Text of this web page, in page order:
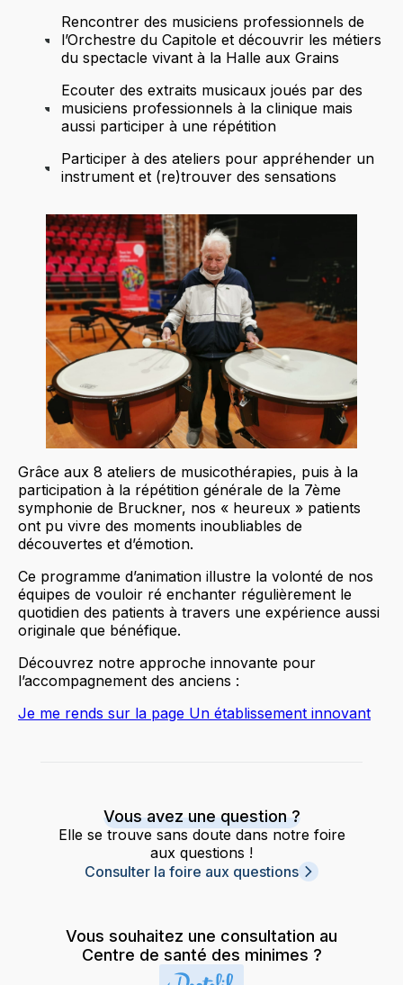
Rencontrer des musiciens professionnels de
l’Orchestre du Capitole et découvrir les métiers
du spectacle vivant à la Halle aux Grains
Ecouter des extraits musicaux joués par des
musiciens professionnels à la clinique mais
aussi participer à une répétition
Participer à des ateliers pour appréhender un
instrument et (re)trouver des sensations
Grâce aux 8 ateliers de musicothérapies, puis à la
participation à la répétition générale de la 7ème
symphonie de Bruckner, nos « heureux » patients
ont pu vivre des moments inoubliables de
découvertes et d’émotion.
Ce programme d’animation illustre la volonté de nos
équipes de vouloir ré enchanter régulièrement le
quotidien des patients à travers une expérience aussi
originale que bénéfique.
Découvrez notre approche innovante pour
l’accompagnement des anciens :
Je me rends sur la page Un établissement innovant
Vous avez une question ?
Elle se trouve sans doute dans notre foire
aux questions !
Consulter la foire aux questions
Vous souhaitez une consultation au
Centre de santé des minimes ?